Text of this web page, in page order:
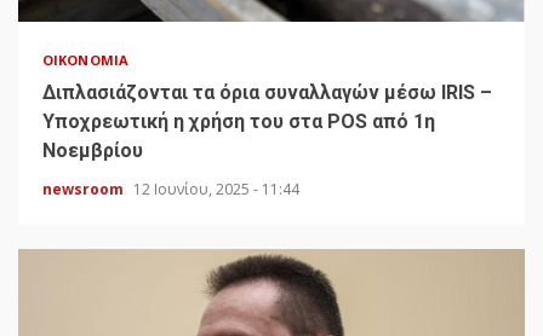
ΟΙΚΟΝΟΜΊΑ
Διπλασιάζονται τα όρια συναλλαγών μέσω IRIS –
Υποχρεωτική η χρήση του στα POS από 1η
Νοεμβρίου
newsroom 12 Ιουνίου, 2025 - 11:44